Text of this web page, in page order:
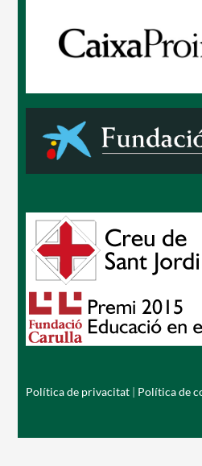
Política de privacitat | Política de